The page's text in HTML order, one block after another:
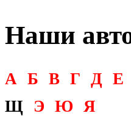
Наши
А Б В Г Д Е
Щ
Э Ю Я